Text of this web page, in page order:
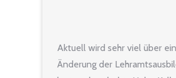
Aktuell wird sehr viel über
Änderung der